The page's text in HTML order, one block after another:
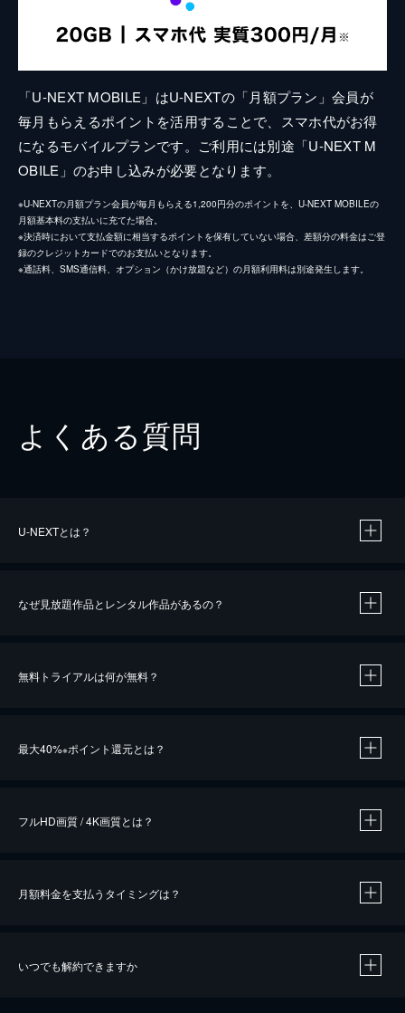
「U-NEXT MOBILE」はU-NEXTの「月額プラン」会員が
毎月もらえるポイントを活用することで、スマホ代がお得
になるモバイルプランです。ご利用には別途「U-NEXT M
OBILE」のお申し込みが必要となります。
※U-NEXTの月額プラン会員が毎月もらえる1,200円分のポイントを、U-NEXT MOBILEの
月額基本料の支払いに充てた場合。
※決済時において支払金額に相当するポイントを保有していない場合、差額分の料金はご登
録のクレジットカードでのお支払いとなります。
※通話料、SMS通信料、オプション（かけ放題など）の月額利用料は別途発生します。
よくある質問
U-NEXTとは？
なぜ見放題作品とレンタル作品があるの？
無料トライアルは何が無料？
最大40%※ポイント還元とは？
※40％ポイント還元の対象は、クレジットカード決済による作品の購入 / レンタルです。
フルHD画質 / 4K画質とは？
月額料金を支払うタイミングは？
いつでも解約できますか